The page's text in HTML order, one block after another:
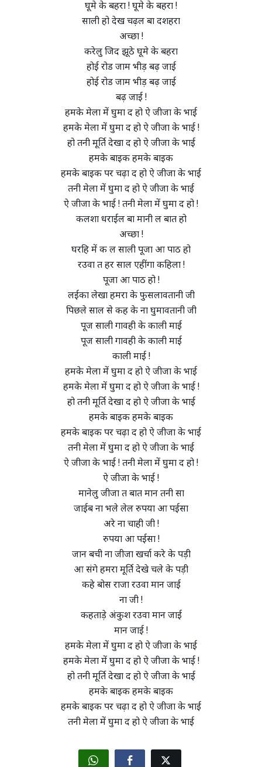
घूमे के बहरा ! घूमे के बहरा !
साली हो देख चढ़ल बा दशहरा
अच्छा !
करेलु जिद झूठे घूमे के बहरा
होई रोड जाम भीड़ बढ़ जाई
होई रोड जाम भीड़ बढ़ जाई
बढ़ जाई !
हमके मेला में घुमा द हो ऐ जीजा के भाई
हमके मेला में घुमा द हो ऐ जीजा के भाई !
हो तनी मूर्ति देखा द हो ऐ जीजा के भाई
हमके बाइक हमके बाइक
हमके बाइक पर चढ़ा द हो ऐ जीजा के भाई
तनी मेला में घुमा द हो ऐ जीजा के भाई
ऐ जीजा के भाई ! तनी मेला में घुमा द हो !
कलशा धराईल बा मानी ल बात हो
अच्छा !
घरहि में क ल साली पूजा आ पाठ हो
रउवा त हर साल एहींगा कहिला !
पूजा आ पाठ हो !
लईका लेखा हमरा के फुसलावतानी जी
पिछले साल से कह के ना घुमावतानी जी
पूज साली गावही के काली माई
पूज साली गावही के काली माई
काली माई !
हमके मेला में घुमा द हो ऐ जीजा के भाई
हमके मेला में घुमा द हो ऐ जीजा के भाई !
हो तनी मूर्ति देखा द हो ऐ जीजा के भाई
हमके बाइक हमके बाइक
हमके बाइक पर चढ़ा द हो ऐ जीजा के भाई
तनी मेला में घुमा द हो ऐ जीजा के भाई
ऐ जीजा के भाई ! तनी मेला में घुमा द हो !
ऐ जीजा के भाई !
मानेलु जीजा त बात मान तनी सा
जाईब ना भले लेल रुपया आ पईसा
अरे ना चाही जी !
रुपया आ पईसा !
जान बची ना जीजा खर्चा करे के पड़ी
आ संगे हमरा मूर्ति देखे चले के पड़ी
कहे बोस राजा रउवा मान जाई
ना जी !
कहताड़े अंकुश रउवा मान जाई
मान जाई !
हमके मेला में घुमा द हो ऐ जीजा के भाई
हमके मेला में घुमा द हो ऐ जीजा के भाई !
हो तनी मूर्ति देखा द हो ऐ जीजा के भाई
हमके बाइक हमके बाइक
हमके बाइक पर चढ़ा द हो ऐ जीजा के भाई
तनी मेला में घुमा द हो ऐ जीजा के भाई